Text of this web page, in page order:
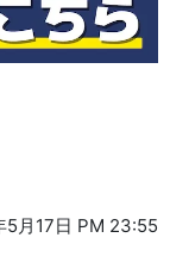
5月17日 PM 23:55